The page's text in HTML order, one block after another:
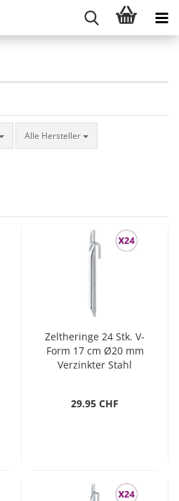
Alle Hersteller
Zeltheringe 24 Stk. V-
Form 17 cm Ø20 mm
Verzinkter Stahl
29.95 CHF